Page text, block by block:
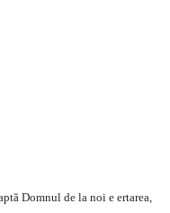
Domnul de la noi e ertarea,